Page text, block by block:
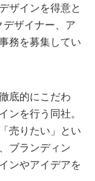
ザインを得意と
ザイナー、ア
務を募集してい
底的にこだわ
ンを行う同社。
売りたい」とい
ブランディン
ンやアイデアを